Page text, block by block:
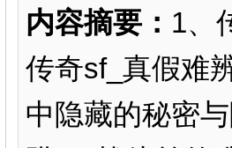
内容摘要： 1、
传奇sf_真假难
中隐藏的秘密